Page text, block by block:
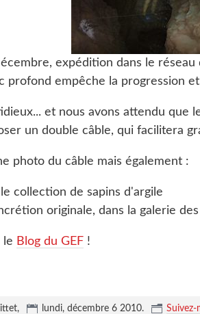
expédition dans le réseau
profond empêche la progression
et nous avons attendu que
un double câble, qui facilitera
photo du câble mais également :
collection de sapins d'argile
originale, dans la galerie des
le Blog du GEF !
lundi, décembre 6 2010. Suivez-